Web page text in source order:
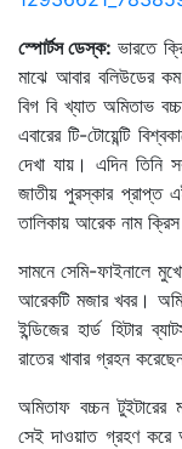
স্পোর্টস ডেস্ক: ভারতে
মাঝে আবার বলিউডের
বিগ বি খ্যাত অমিতাভ
এবারের টি-টোয়েন্টি
দেখা যায়। এদিন তিনি
জাতীয় পুরস্কার
তালিকায় আরেক নাম
সামনে সেমি-ফাইনালে
আরেকটি মজার খবর।
ইন্ডিজের হার্ড হিটার
রাতের খাবার গ্রহন
অমিতাফ বচ্চন টুইটারের
সেই দাওয়াত গ্রহণ করে